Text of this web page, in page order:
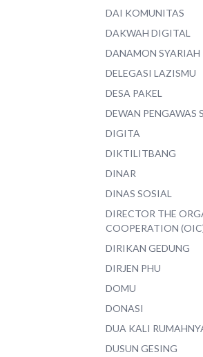
DAI KOMUNITAS
DAKWAH DIGITAL
DANAMON SYARIAH
DELEGASI LAZISMU
DESA PAKEL
DEWAN PENGAWAS
DIGITA
DIKTILITBANG
DINAR
DINAS SOSIAL
DIRECTOR THE
COOPERATION
DIRIKAN GEDUNG
DIRJEN PHU
DOMU
DONASI
DUA KALI
DUSUN GESING